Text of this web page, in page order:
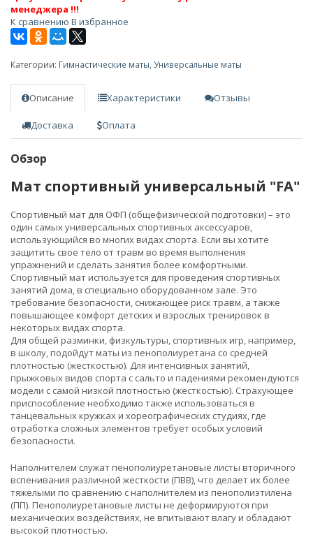
менеджера !!!
К сравнению В избранное
Категории: Гимнастические маты Универсальные маты
Описание Характеристики Отзывы
Доставка Оплата
Обзор
Мат спортивный универсальный "FA"
Спортивный мат для ОФП (общефизической подготовки) – это
один самых универсальных спортивных аксессуаров,
использующийся во многих видах спорта. Если вы хотите
защитить свое тело от травм во время выполнения
упражнений и сделать занятия более комфортными.
Спортивный мат используется для проведения спортивных
занятий дома, в специально оборудованном зале. Это
требование безопасности, снижающее риск травм, а также
повышающее комфорт детских и взрослых тренировок в
некоторых видах спорта.
Для общей разминки, физкультуры, спортивных игр, например,
в школу, подойдут маты из пенополиуретана со средней
плотностью (жесткостью). Для интенсивных занятий,
прыжковых видов спорта с сальто и падениями рекомендуются
модели с самой низкой плотностью (жесткостью). Страхующее
приспособление необходимо также использоваться в
танцевальных кружках и хореографических студиях, где
отработка сложных элементов требует особых условий
безопасности.
Наполнителем служат пенополиуретановые листы вторичного
вспенивания различной жесткости (ПВВ), что делает их более
тяжелыми по сравнению с наполнителем из пенополиэтилена
(ПП). Пенополиуретановые листы не деформируются при
механических воздействиях, не впитывают влагу и обладают
высокой плотностью.